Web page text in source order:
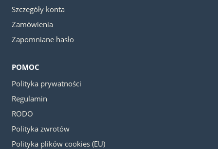
Szczegóły konta
Zamówienia
Zapomniane hasło
POMOC
Polityka prywatności
Regulamin
RODO
Polityka zwrotów
Polityka plików cookies (EU)